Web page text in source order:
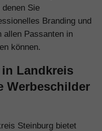
Sie
Branding und
allen Passanten in
können.
Landkreis
Werbeschilder
Steinburg bietet